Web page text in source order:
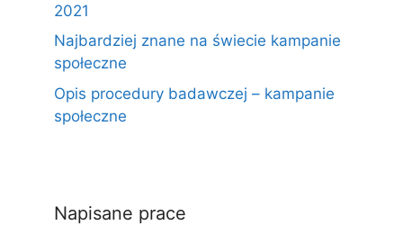
2021
Najbardziej znane na świecie kampanie
społeczne
Opis procedury badawczej – kampanie
społeczne
Napisane prace